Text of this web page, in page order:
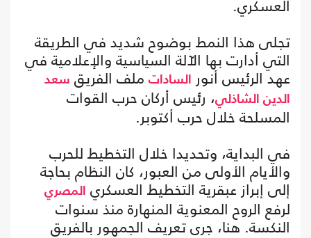
العسكري.
تجلى هذا النمط بوضوح شديد في الطريقة
التي أدارت بها الآلة السياسية والإعلامية في
عهد الرئيس أنور السادات ملف الفريق سعد
الدين الشاذلي، رئيس أركان حرب القوات
المسلحة خلال حرب أكتوبر.
في البداية، وتحديدا خلال التخطيط للحرب
والأيام الأولى من العبور، كان النظام بحاجة
إلى إبراز عبقرية التخطيط العسكري المصري
لرفع الروح المعنوية المنهارة منذ سنوات
النكسة. هنا، جرى تعريف الجمهور بالفريق